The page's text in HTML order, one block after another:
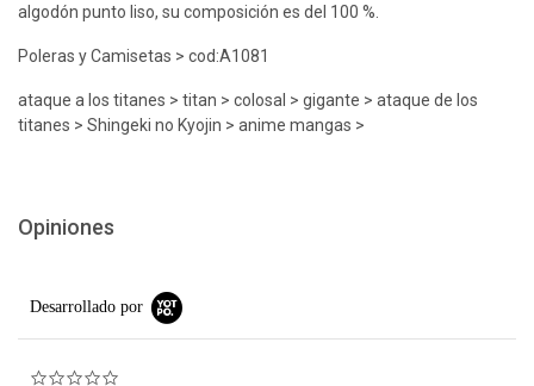
algodón punto liso, su composición es del 100 %.
Poleras y Camisetas > cod:A1081
ataque a los titanes > titan > colosal > gigante > ataque de los
titanes > Shingeki no Kyojin > anime mangas >
Opiniones
Desarrollado por